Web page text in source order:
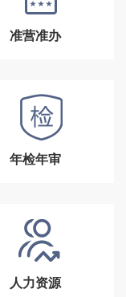
准营准办
年检年审
人力资源